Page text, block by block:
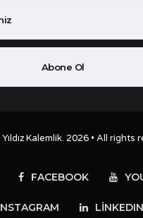
Yıldız Kalemlik. 2026 • All rights
FACEBOOK
LINKEDIN